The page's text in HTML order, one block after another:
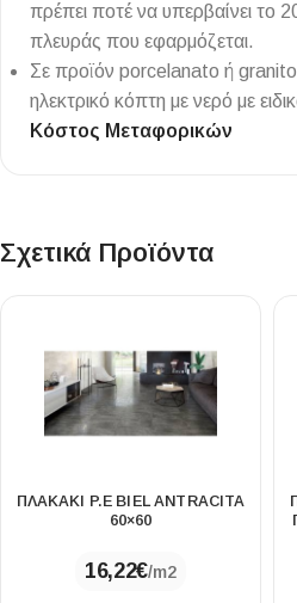
πρέπει ποτέ να υπερβαίνει το
πλευράς που εφαρμόζεται.
Σε προϊόν porcelanato ή granito
ηλεκτρικό κόπτη με νερό με
Κόστος Μεταφορικών
Σχετικά Προϊόντα
ΠΛΑΚΑΚΙ P.E BIEL ANTRACITA
60×60
16,22€/m2